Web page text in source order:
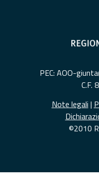
PEC: AOO-
C.F.
Note legali |
©2010